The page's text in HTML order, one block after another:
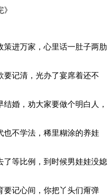
策进万家，心里话一肚子两肋
要记清，光办了宴席着还不
婚，劝大家要做个明白人，
也不学法，稀里糊涂的养娃
了等比例，到时候男娃娃没媳
要记心间，你把丫头们甭弹